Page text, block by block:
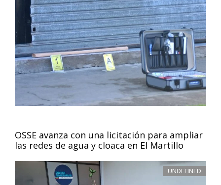
OSSE avanza con una licitación para ampliar
las redes de agua y cloaca en El Martillo
UNDEFINED